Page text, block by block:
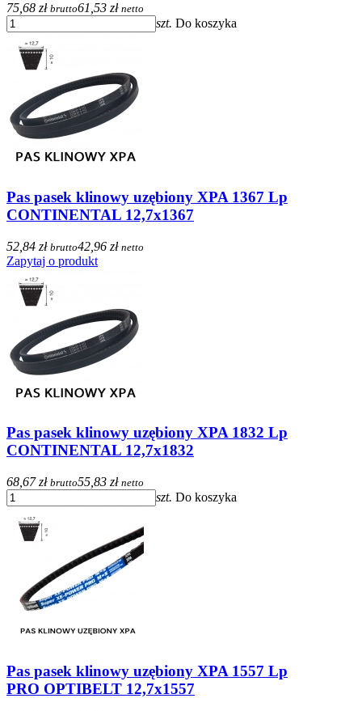
75,68 zł brutto61,53 zł netto
szt. Do koszyka
Pas pasek klinowy uzębiony XPA 1367 Lp
CONTINENTAL 12,7x1367
52,84 zł brutto42,96 zł netto
Zapytaj o produkt
Pas pasek klinowy uzębiony XPA 1832 Lp
CONTINENTAL 12,7x1832
68,67 zł brutto55,83 zł netto
szt. Do koszyka
Pas pasek klinowy uzębiony XPA 1557 Lp
PRO OPTIBELT 12,7x1557